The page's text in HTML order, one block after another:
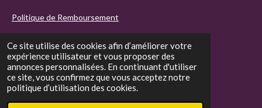
Ce site utilise des cookies afin d’améliorer votre
expérience utilisateur et vous proposer des
annonces personnalisées. En continuant d'utiliser
ce site, vous confirmez que vous acceptez notre
politique d’utilisation des cookies.
Politique de Remboursement